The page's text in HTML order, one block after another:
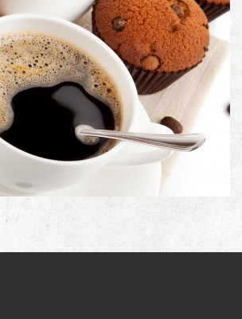
PRODUCT CODE
Image with Lightbox